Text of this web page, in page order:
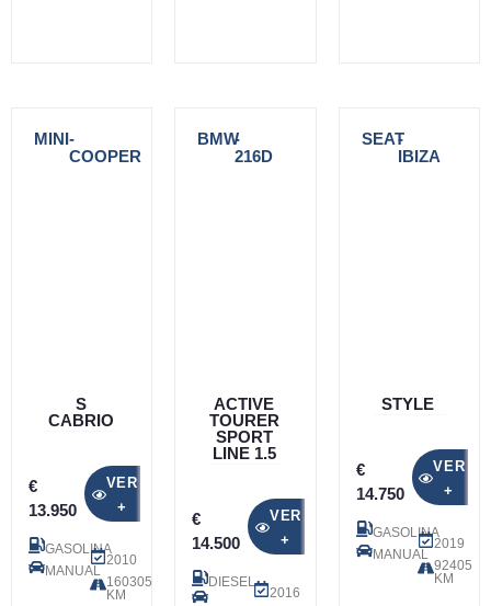
MINI-
COOPER
S
CABRIO
€
13.950
VER
+
GASOLINA
MANUAL
2010
160305
KM
BMW-
216D
ACTIVE
TOURER
SPORT
LINE 1.5
€
14.500
VER
+
DIESEL
2016
SEAT
-
IBIZA
STYLE
€
14.750
VER
+
GASOLINA
MANUAL
2019
92405
KM